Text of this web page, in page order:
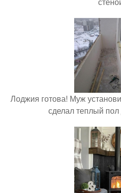
Лоджия готова! Муж
сделал теплый